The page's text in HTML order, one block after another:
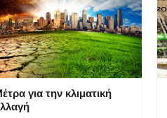
για την κλιματική